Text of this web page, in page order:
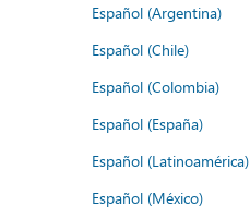
Español (Argentina)
Español (Chile)
Español (Colombia)
Español (España)
Español (Latinoamérica)
Español (México)